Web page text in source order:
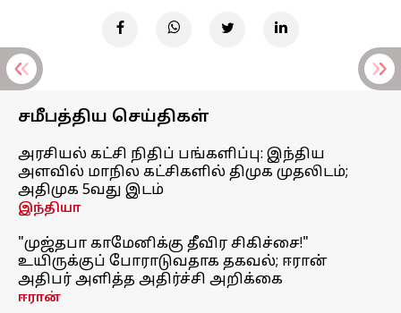
சமீபத்திய செய்திகள்
அரசியல் கட்சி நிதிப் பங்களிப்பு: இந்திய
அளவில் மாநில கட்சிகளில் திமுக முதலிடம்;
அதிமுக 5வது இடம்
இந்தியா
"முஜ்தபா காமேனிக்கு தீவிர சிகிச்சை!"
உயிருக்குப் போராடுவதாக தகவல்; ஈரான்
அதிபர் அளித்த அதிர்ச்சி அறிக்கை
ஈரான்